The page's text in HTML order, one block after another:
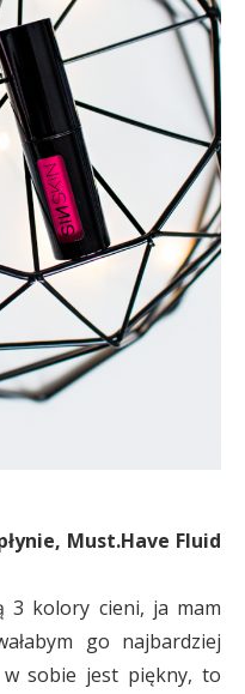
Must.Have Fluid
3 kolory cieni, ja mam
go najbardziej
sobie jest piękny, to